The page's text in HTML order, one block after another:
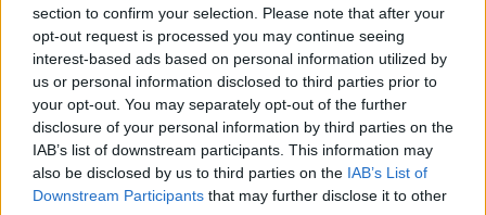
section to confirm your selection. Please note that after your
opt-out request is processed you may continue seeing
interest-based ads based on personal information utilized by
us or personal information disclosed to third parties prior to
your opt-out. You may separately opt-out of the further
disclosure of your personal information by third parties on the
IAB’s list of downstream participants. This information may
also be disclosed by us to third parties on the IAB’s List of
Downstream Participants that may further disclose it to other
Divers facteurs peuvent nous faire prendre du poids,
et l'inflammation liée à l'alimentation en fait partie.